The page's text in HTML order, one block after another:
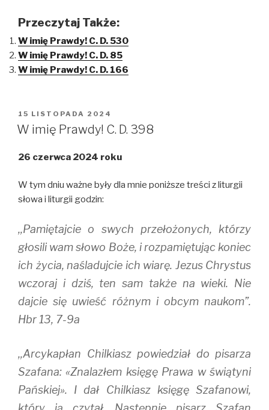
t
s
h
a
r
e
t
t
e
O
n
s
i
n
w
w
i
n
d
o
)
t
s
h
a
r
e
c
e
b
o
(
e
n
s
i
e
w
w
d
w
t
s
h
a
r
e
m
b
l
r
p
s
i
n
n
w
n
d
o
w
Przeczytaj Także:
W imię Prawdy! C. D. 530
W imię Prawdy! C. D. 85
W imię Prawdy! C. D. 166
OPUBLIKOWANE
W
15 LISTOPADA 2024
W imię Prawdy! C. D. 398
26 czerwca 2024 roku
W tym dniu ważne były dla mnie poniższe treści z liturgii
słowa i liturgii godzin:
,,Pamiętajcie o swych przełożonych, którzy
głosili wam słowo Boże, i rozpamiętując koniec
ich życia, naśladujcie ich wiarę. Jezus Chrystus
wczoraj i dziś, ten sam także na wieki. Nie
dajcie się uwieść różnym i obcym naukom”.
Hbr 13, 7-9a
,,Arcykapłan Chilkiasz powiedział do pisarza
Szafana: «Znalazłem księgę Prawa w świątyni
Pańskiej». I dał Chilkiasz księgę Szafanowi,